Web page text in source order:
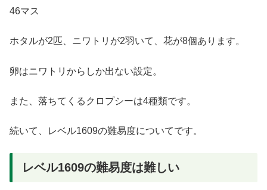
46マス
ホタルが2匹、ニワトリが2羽いて、花が8個あります。
卵はニワトリからしか出ない設定。
また、落ちてくるクロプシーは4種類です。
続いて、レベル1609の難易度についてです。
レベル1609の難易度は難しい